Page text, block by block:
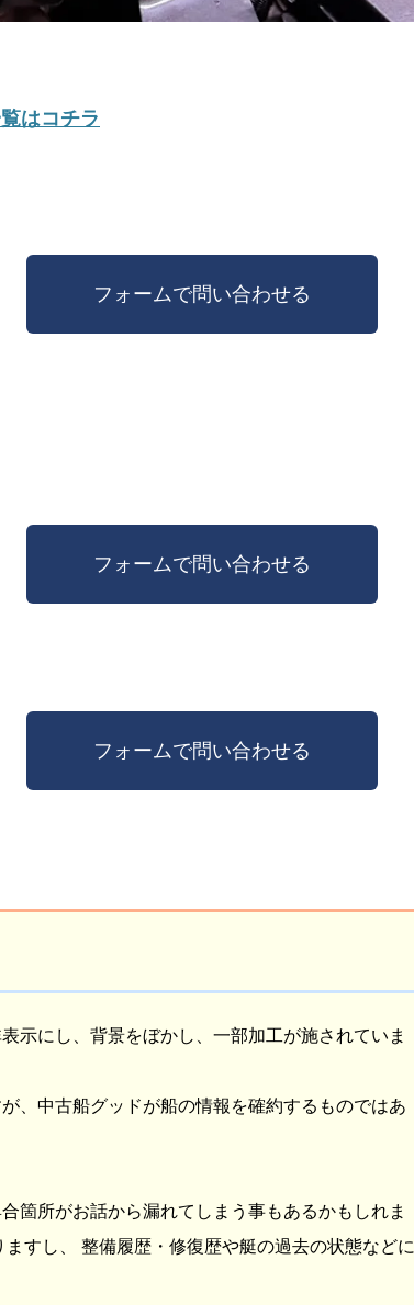
はコチラ
示にし、背景をぼかし、一部加工が施されていま
、中古船グッドが船の情報を確約するものではあ
箇所がお話から漏れてしまう事もあるかもしれま
すし、 整備履歴・修復歴や艇の過去の状態などに